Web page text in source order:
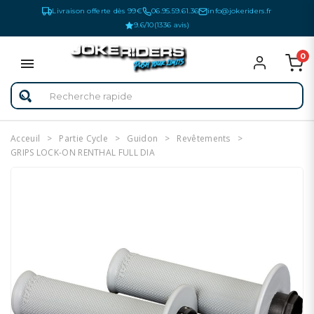
Livraison offerte dès 99€ 06.95.59.61.36
info@jokeriders.fr
9.6/10(1336 avis)
0
Acceuil Partie Cycle Guidon
Revêtements
GRIPS LOCK-ON RENTHAL FULL DIA